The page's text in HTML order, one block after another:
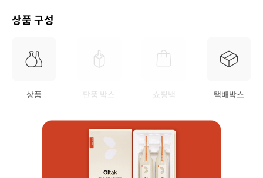
상품 구성
상품 단품 박스 쇼핑백 택배박스